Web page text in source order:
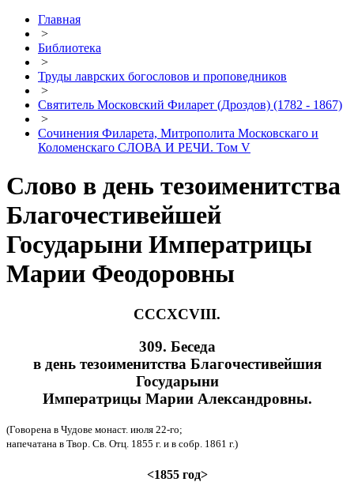
Главная
>
Библиотека
>
Труды лаврских богословов и проповедников
>
Святитель Московский Филарет (Дроздов) (1782 - 1867)
>
Сочинения Филарета, Митрополита Московскаго и
Коломенскаго СЛОВА И РЕЧИ. Том V
Слово в день тезоименитства
Благочестивейшей
Государыни Императрицы
Марии Феодоровны
CCCXCVIII.
309. Беседа
в день тезоименитства Благочестивейшия
Государыни
Императрицы Марии Александровны.
(Говорена в Чудове монаст. июля 22-го;
напечатана в Твор. Св. Отц. 1855 г. и в собр. 1861 г.)
<1855 год>